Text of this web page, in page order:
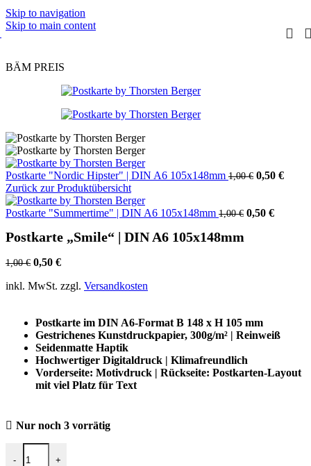
Skip to navigation
Skip to main content
BÄM PREIS
Postkarte "Nordic Hipster" | DIN A6 105x148mm 1,00€
1,00 €
0,50 €
Zurück zur Produktübersicht
Postkarte "Summertime" | DIN A6 105x148mm 1,00€ 0,50 €
Postkarte „Smile“ | DIN A6 105x148mm
1,00€ Ursprünglicher
war:
0,50 €Aktueller
ist:
inkl. MwSt. zzgl. Versandkosten
Postkarte im DIN A6-Format B 148 x H 105 mm
Gestrichenes Kunstdruckpapier, 300g/m² | Reinweiß
Seidenmatte Haptik
Hochwertiger Digitaldruck | Klimafreundlich
Vorderseite: Motivdruck | Rückseite: Postkarten-Layout
mit viel Platz für Text
Nur noch 3 vorrätig
-
Postkarte "Smile" | DIN A6 105x148mm Menge
+